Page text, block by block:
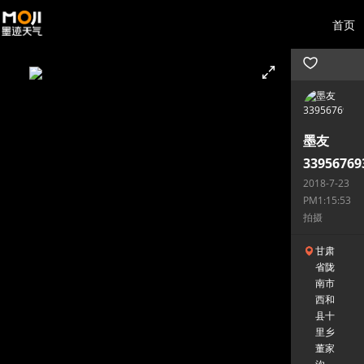
首页
墨友
2018-7-23
PM1:15:53
拍摄
甘肃
省陇
南市
西和
县十
里乡
董家